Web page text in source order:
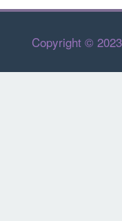
Copyright ©